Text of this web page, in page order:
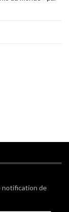
notification de